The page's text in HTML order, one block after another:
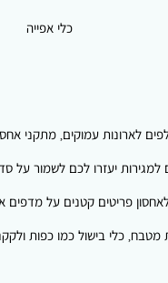
כלי אפייה
לארונות עמוקים, מתקני
למגירות יעזרו לכם לשמור על
פריטים קטנים על מדפים
מטבח, כלי בישול כמו כפות